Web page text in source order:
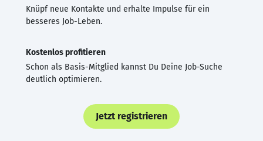
Knüpf neue Kontakte und erhalte Impulse für ein
besseres Job-Leben.
Kostenlos profitieren
Schon als Basis-Mitglied kannst Du Deine Job-Suche
deutlich optimieren.
Jetzt registrieren